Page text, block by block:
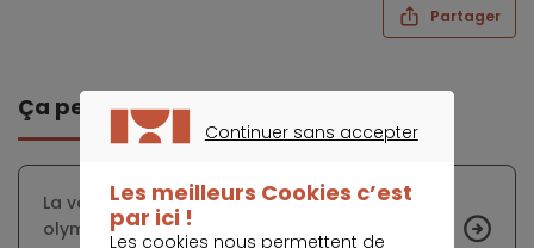
Partager
Ça peut vous intéresser
La vente des appartements du village
olympique ne suscite pas l’engouement
Continuer sans accepter
Les meilleurs Cookies c’est
par ici !
Les cookies nous permettent de